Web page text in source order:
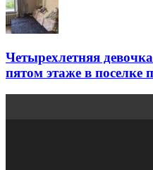
Четырехлетняя
пятом этаже в поселке